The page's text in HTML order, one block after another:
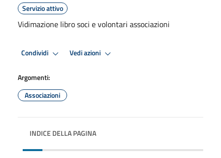
Servizio attivo
Vidimazione libro soci e volontari associazioni
Condividi Vedi azioni
Argomenti:
Associazioni
INDICE DELLA PAGINA